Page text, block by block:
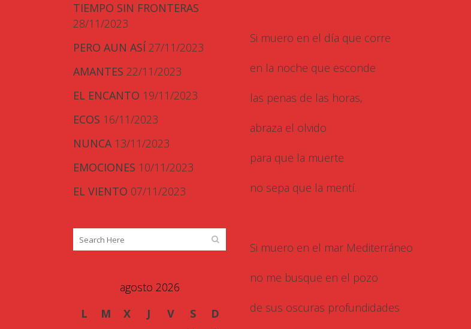
TIEMPO SIN FRONTERAS
28/11/2023
PERO AUN ASÍ 27/11/2023
AMANTES 22/11/2023
EL ENCANTO 19/11/2023
ECOS 16/11/2023
NUNCA 13/11/2023
EMOCIONES 10/11/2023
EL VIENTO 07/11/2023
agosto 2026
L
M X J V S
D
Si muero en el día que corre
en la noche que esconde
las penas de las horas,
abraza el olvido
para que la muerte
no sepa que la mentí.
Si muero en el mar Mediterráneo
no me busque en el pozo
de sus oscuras profundidades